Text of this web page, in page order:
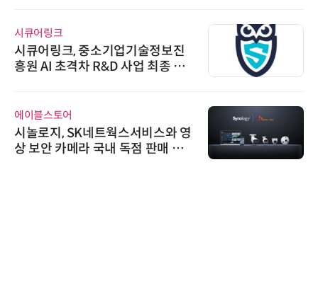
시큐어링크
시큐어링크, 중소기업기술정보진
흥원 AI 초격차 R&D 사업 최종 선
에이블스토어
시놀로지, SK네트웍스서비스와 영
상 보안 카메라 국내 독점 판매 파